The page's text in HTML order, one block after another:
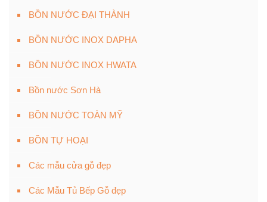
BỒN NƯỚC ĐẠI THÀNH
BỒN NƯỚC INOX DAPHA
BỒN NƯỚC INOX HWATA
Bồn nước Sơn Hà
BỒN NƯỚC TOÀN MỸ
BỒN TỰ HOẠI
Các mẫu cửa gỗ đẹp
Các Mẫu Tủ Bếp Gỗ đẹp